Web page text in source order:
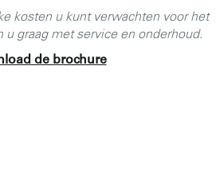
kosten u kunt verwachten voor het
u graag met service en onderhoud.
de brochure